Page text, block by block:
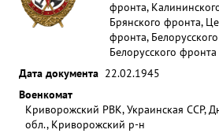
фронта,
Брянского фронта,
фронта,
Белорусского фронта
Дата документа 22.02.1945
Военкомат
Криворожский РВК, Украинская ССР,
обл., Криворожский р-н